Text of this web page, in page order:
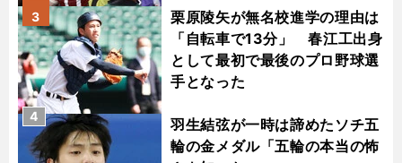
栗原陵矢が無名校進学の理由は
「自転車で13分」 春江工出身
として最初で最後のプロ野球選
手となった
3
羽生結弦が一時は諦めたソチ五
輪の金メダル「五輪の本当の怖
4